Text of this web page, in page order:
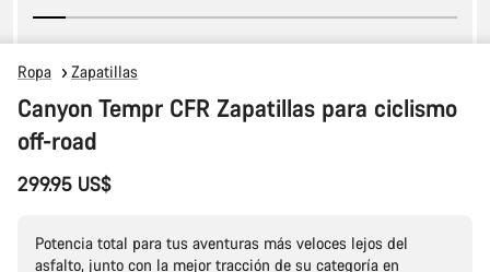
Ropa Zapatillas
Canyon Tempr CFR Zapatillas para ciclismo
off-road
299.95 US$
Potencia total para tus aventuras más veloces lejos del
asfalto, junto con la mejor tracción de su categoría en